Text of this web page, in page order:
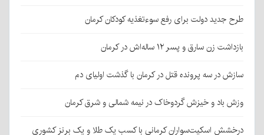
طرح جدید دولت برای رفع سوءتغذیه کودکان کرمان
بازداشت زن سارق و پسر ۱۲ ساله‌اش در کرمان
سازش در سه پرونده قتل در کرمان با گذشت اولیای دم
وزش باد و خیزش گردوخاک در نیمه شمالی و شرق کرمان
درخشش اسکیت‌سواران کرمانی با کسب یک طلا و یک برنز کشوری